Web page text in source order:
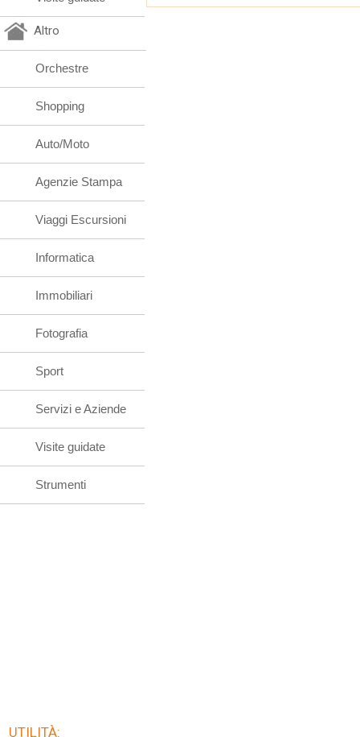
Altro
Orchestre
Shopping
Auto/Moto
Agenzie Stampa
Viaggi Escursioni
Informatica
Immobiliari
Fotografia
Sport
Servizi e Aziende
Visite guidate
Strumenti
UTILITÀ: